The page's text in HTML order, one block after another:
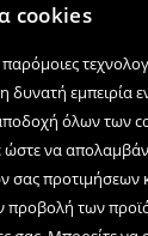
cookies
εμπειρία
όλων των
ώστε να
σας προτιμήσεων
των
μας